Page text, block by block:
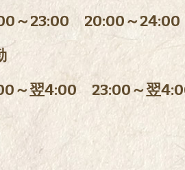
～23:00 20:00～24:00
～翌4:00 23:00～翌